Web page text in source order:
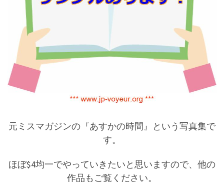
元ミスマガジンの『あすかの時間』という写真集で
す。
ほぼ$4均一でやっていきたいと思いますので、他の
作品もご覧ください。